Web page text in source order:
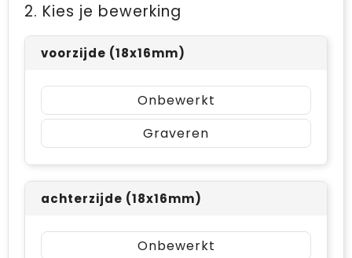
2. Kies je bewerking
voorzijde (18x16mm)
Onbewerkt
Graveren
achterzijde (18x16mm)
Onbewerkt